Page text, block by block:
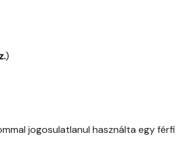
)
jogosulatlanul használta egy férfi